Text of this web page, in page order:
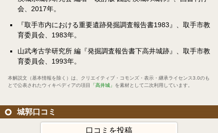
会、2017年。
『取手市内における重要遺跡発掘調査報告書1983』、取手市教
育委員会、1983年。
山武考古学研究所 編『発掘調査報告書下高井城跡』、取手市教
育委員会、1993年。
本解説文（基本情報を除く）は、 クリエイティブ・コモンズ・表示・継承ライセンス3.0のも
とで公表されたウィキペディアの項目
「高井城」 を素材として二次利用しています。
城郭口コミ
口コミを投稿